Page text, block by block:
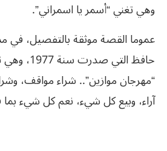
وهي تغني “أسمر يا اسمراني”.
عموما القصة موثقة بالتفصيل، في
حافظ التي
“مهرجان موازين”.. شراء مواقف،
آراء، وبيع كل شيء، نعم كل شيء